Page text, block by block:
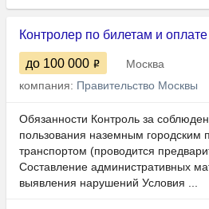
Контролер по билетам и
до 100 000
Москва
компания: Правительство Москвы
Обязанности Контроль за
пользования наземным городским
транспортом (проводится
Составление административных
выявления нарушений Условия ...